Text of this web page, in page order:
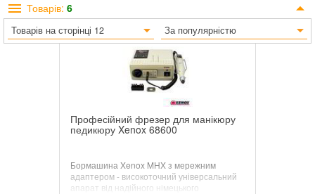
Товарів: 6
Товарів на сторінці 12 За популярністю
Професійний фрезер для манікюру
педикюру Xenox 68600
Бормашина Xenox MHX з мережним
адаптером - високоточний універсальний
апарат від надійного німецького